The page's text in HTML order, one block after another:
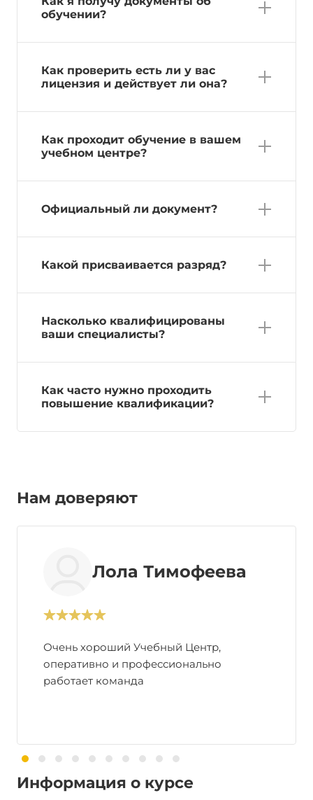
обучении?
Как проверить есть ли у вас
лицензия и действует ли она?
Как проходит обучение в вашем
учебном центре?
Официальный ли документ?
Какой присваивается разряд?
Насколько квалифицированы
ваши специалисты?
Как часто нужно проходить
повышение квалификации?
Нам доверяют
Лола Тимофеева
Очень хороший Учебный Центр,
оперативно и профессионально
работает команда
Информация о курсе